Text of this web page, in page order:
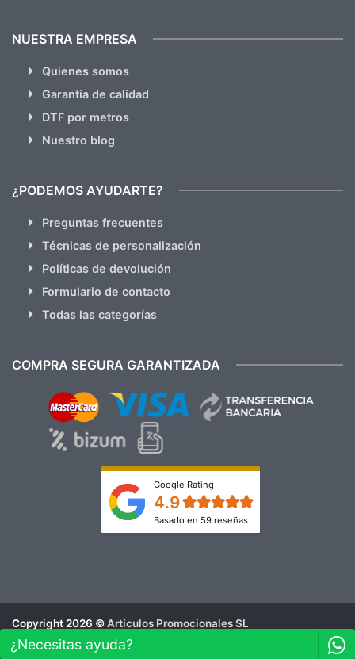
NUESTRA EMPRESA
Quienes somos
Garantia de calidad
DTF por metros
Nuestro blog
¿PODEMOS AYUDARTE?
Preguntas frecuentes
Técnicas de personalización
Políticas de devolución
Formulario de contacto
Todas las categorías
COMPRA SEGURA GARANTIZADA
Google Rating
4.9
Basado en 59 reseñas
Copyright 2026 ©Artículos Promocionales SL
Aviso Legal
¿Necesitas ayuda?